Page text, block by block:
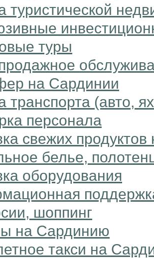
туристической
туры
на Сардинии
транспорта (авто,
персонала
свежих
белье,
оборудования
шоппинг
на Сардинию
такси на